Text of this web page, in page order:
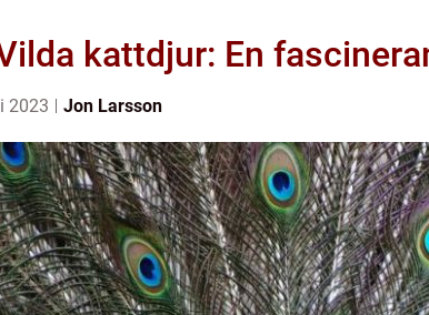
kattdjur: En
2023 Jon Larsson